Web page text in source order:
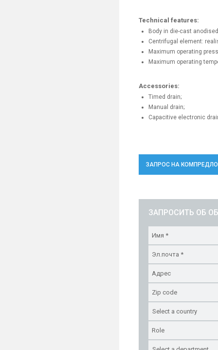
Technical features:
Body in die-cast
Centrifugal element:
Maximum operating
Maximum operating
Accessories:
Timed drain;
Manual drain;
Capacitive electronic
ЗАПРОС НА
ЗАПРОСИТЬ ОБ